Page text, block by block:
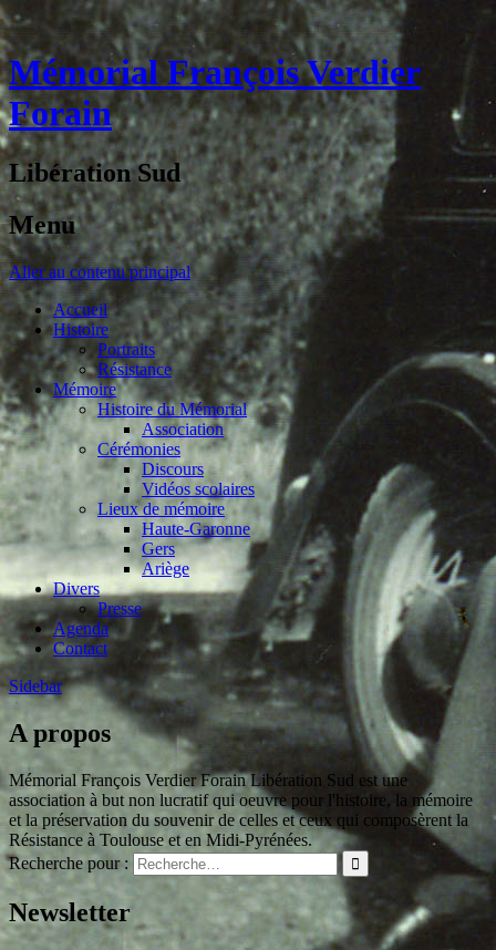
Mémorial François Verdier
Forain
Libération Sud
Menu
Aller au contenu principal
Accueil
Histoire
Portraits
Résistance
Mémoire
Histoire du Mémorial
Association
Cérémonies
Discours
Vidéos scolaires
Lieux de mémoire
Haute-Garonne
Gers
Ariège
Divers
Presse
Agenda
Contact
Sidebar
A propos
Mémorial François Verdier Forain Libération Sud est une
association à but non lucratif qui oeuvre pour l'histoire, la mémoire
et la préservation du souvenir de celles et ceux qui composèrent la
Résistance à Toulouse et en Midi-Pyrénées.
Recherche pour :
Newsletter